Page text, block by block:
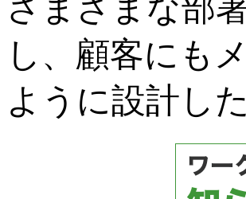
さまざまな部
し、顧客にも
ように設計し